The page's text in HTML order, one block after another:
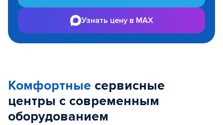
Узнать цену в MAX
Комфортные сервисные
центры с современным
оборудованием